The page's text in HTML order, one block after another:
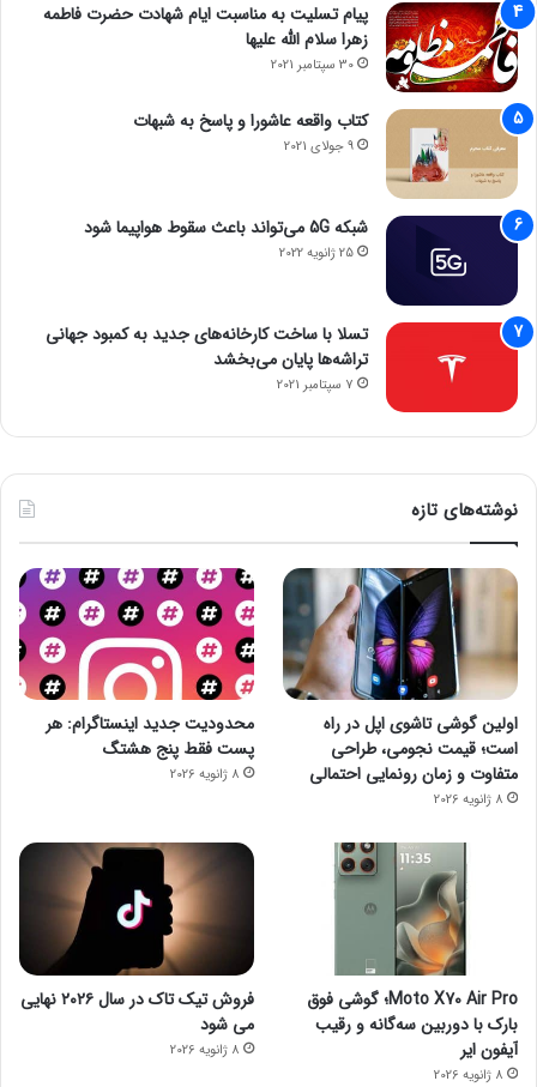
پیام تسلیت به مناسبت ایام شهادت حضرت فاطمه
زهرا سلام الله علیها
30 سپتامبر 2021
کتاب واقعه عاشورا و پاسخ به شبهات
9 جولای 2021
شبکه 5G می‌تواند باعث سقوط هواپیما شود
25 ژانویه 2022
تسلا با ساخت کارخانه‌های جدید به کمبود جهانی
تراشه‌ها پایان می‌بخشد
7 سپتامبر 2021
نوشته‌های تازه
اولین گوشی تاشوی اپل در راه
است؛ قیمت نجومی، طراحی
متفاوت و زمان رونمایی احتمالی
8 ژانویه 2026
محدودیت جدید اینستاگرام: هر
پست فقط پنج هشتگ
8 ژانویه 2026
Moto X70 Air Pro؛ گوشی فوق
بارک با دوربین سه‌گانه و رقیب
آیفون ایر
8 ژانویه 2026
فروش تیک تاک در سال ۲۰۲۶ نهایی
می شود
8 ژانویه 2026